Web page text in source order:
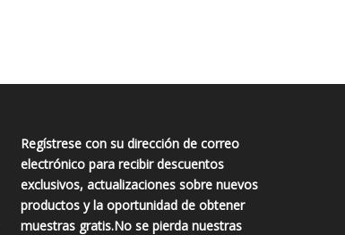
Regístrese con su dirección de correo
electrónico para recibir descuentos
exclusivos, actualizaciones sobre nuevos
productos y la oportunidad de obtener
muestras gratis.No se pierda nuestras